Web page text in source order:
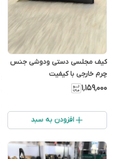
کیف مجلسی دستی ودوشی جنس
چرم خارجی با کیفیت
۱٬۱۵۹٬۰۰۰
افزودن به سبد